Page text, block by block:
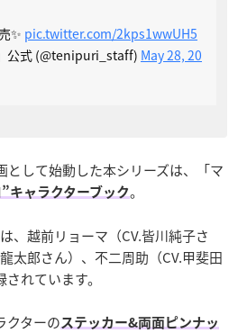
✨ pic.twitter.com/2kps1wwUH5
公式 (@tenipuri_staff) May 28, 20
として始動した本シリーズは、「マ
キャラクターブック。
、越前リョーマ（CV.皆川純子さ
太郎さん）、不二周助（CV.甲斐田
れています。
クターの ステッカー&両面ピンナッ